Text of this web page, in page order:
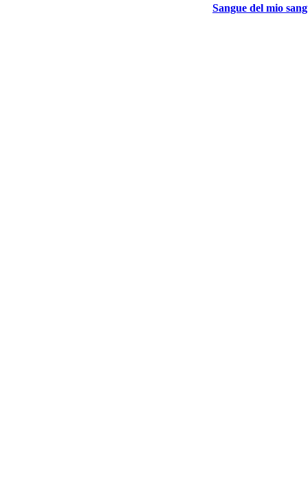
Sangue del mio